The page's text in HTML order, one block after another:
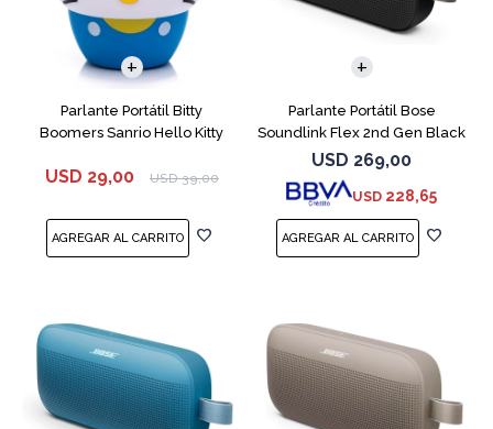
Parlante Portátil Bitty
Boomers Sanrio Hello Kitty
USD 29,00 USD 39,00
Parlante Portátil Bose
Soundlink Flex 2nd Gen Black
USD 269,00
USD 228,65